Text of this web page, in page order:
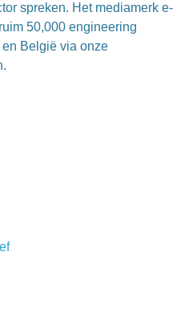
spreken. Het mediamerk e-
50,000 engineering
België via onze